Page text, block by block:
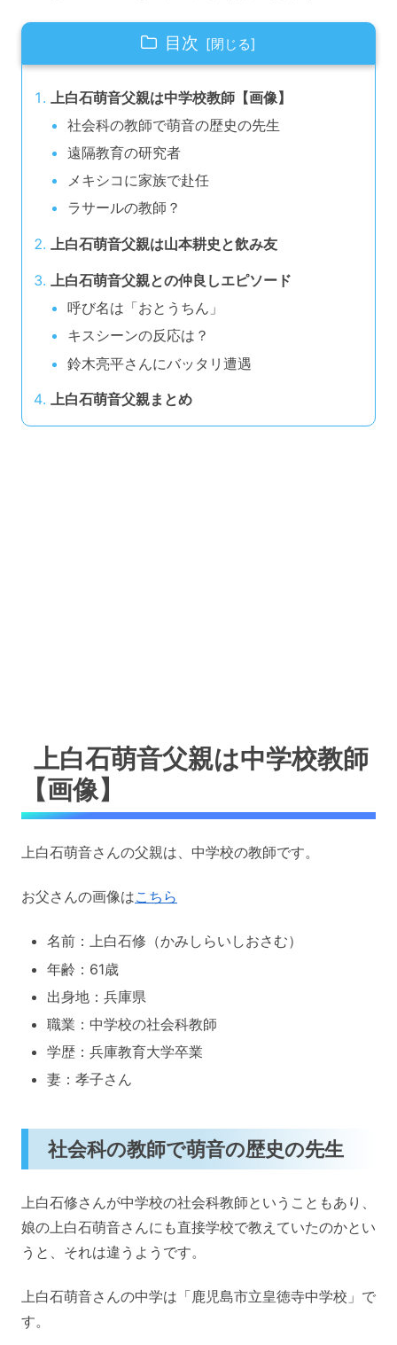
目次
上白石萌音父親は中学校教師【画像】
社会科の教師で萌音の歴史の先生
遠隔教育の研究者
メキシコに家族で赴任
ラサールの教師？
上白石萌音父親は山本耕史と飲み友
上白石萌音父親との仲良しエピソード
呼び名は「おとうちん」
キスシーンの反応は？
鈴木亮平さんにバッタリ遭遇
上白石萌音父親まとめ
上白石萌音父親は中学校教師
【画像】
上白石萌音さんの父親は、中学校の教師です。
お父さんの画像はこちら
名前：上白石修（かみしらいしおさむ）
年齢：61歳
出身地：兵庫県
職業：中学校の社会科教師
学歴：兵庫教育大学卒業
妻：孝子さん
社会科の教師で萌音の歴史の先生
上白石修さんが中学校の社会科教師ということもあり、
娘の上白石萌音さんにも直接学校で教えていたのかとい
うと、それは違うようです。
上白石萌音さんの中学は「鹿児島市立皇徳寺中学校」で
す。